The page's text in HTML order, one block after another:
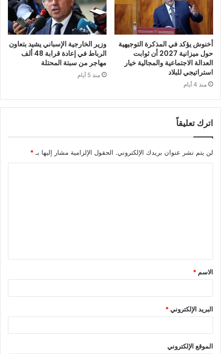
أخنوش يؤكد في المذكرة التوجيهية
حول ميزانية 2027 أن ثوابت
العدالة الاجتماعية والمجالية خيار
استراتيجي للبلاد
منذ 4 أيام
وزير الخارجية الإسباني يشيد بتعاون
الرباط في إعادة قرابة 48 ألف
مهاجر من سبتة المحتلة
منذ 5 أيام
اترك تعليقاً
لن يتم نشر عنوان بريدك الإلكتروني. الحقول الإلزامية مشار إليها بـ *
ق
*
الاسم *
البريد الإلكتروني*
الموقع الإلكتروني